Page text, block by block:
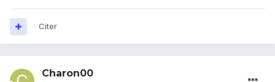
Citer
Charon00